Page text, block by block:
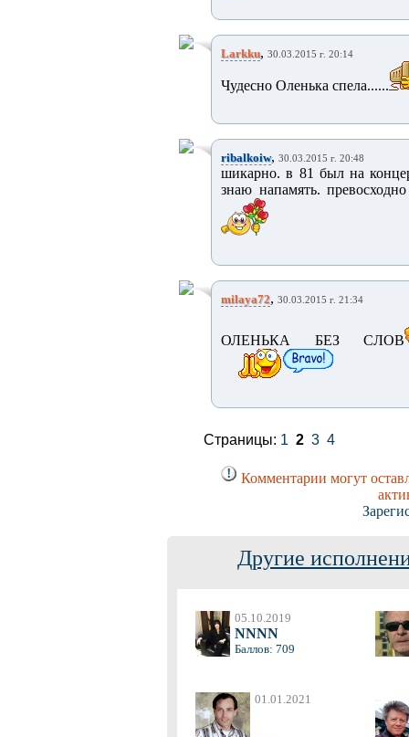
Larkku, 30.03.2015 г. 20:14
Чудесно Оленька спела......
ribalkoiw, 30.03.2015 г. 20:48
шикарно. в 81 был на
знаю напамять.
milaya72, 30.03.2015 г. 21:34
ОЛЕНЬКА БЕЗ СЛОВ
Страницы: 1 2 3 4
Комментарии могут
Другие
05.10.2019
NNNN
Баллов: 709
01.01.2021